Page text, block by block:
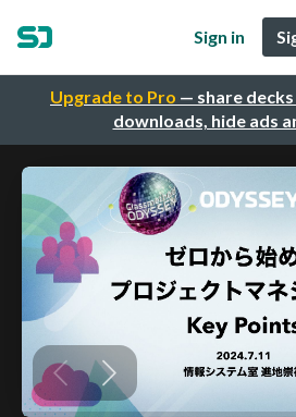
Upgrade to Pro — share
downloads, hide ads
Sign in